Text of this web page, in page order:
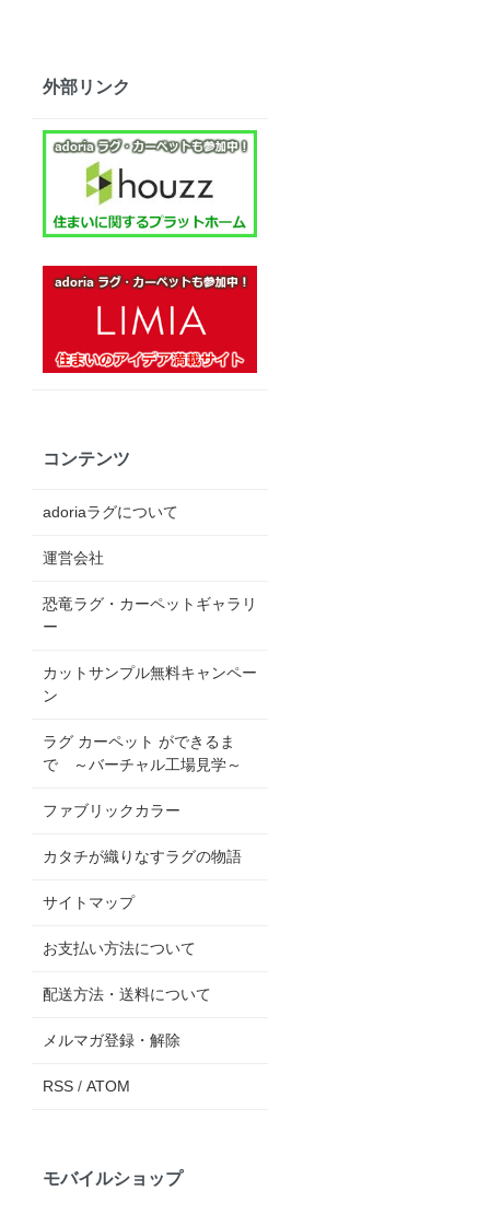
外部リンク
コンテンツ
adoriaラグについて
運営会社
恐竜ラグ・カーペットギャラリ
ー
カットサンプル無料キャンペー
ン
ラグ カーペット ができるま
で ～バーチャル工場見学～
ファブリックカラー
カタチが織りなすラグの物語
サイトマップ
お支払い方法について
配送方法・送料について
メルマガ登録・解除
RSS / ATOM
モバイルショップ